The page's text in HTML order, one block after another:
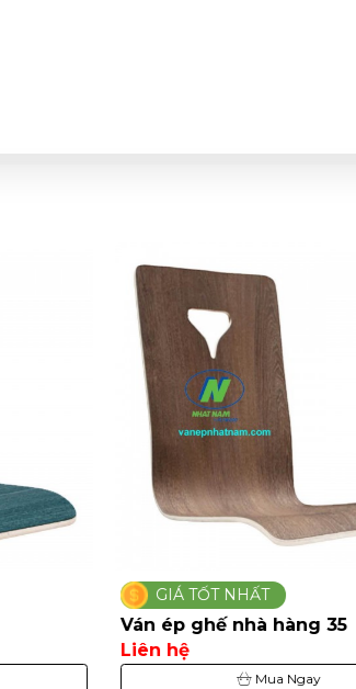
GIÁ TỐT NHẤT
Ván ép ghế nhà hàng 5
Liên hệ
Mua Ngay